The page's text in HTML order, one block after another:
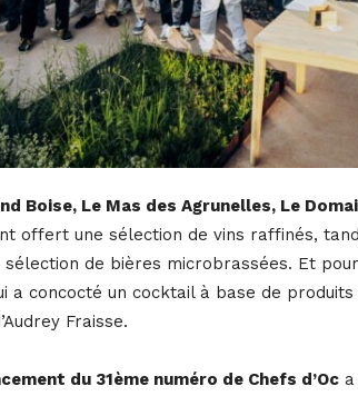
Boise, Le Mas des Agrunelles, Le
offert une sélection de vins raffinés,
de bières microbrassées. Et
a concocté un cocktail à base de
Fraisse.
du 31ème numéro de Chefs d’Oc